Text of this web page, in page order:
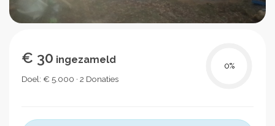
€ 30 ingezameld
Doel: € 5.000 · 2 Donaties
0%